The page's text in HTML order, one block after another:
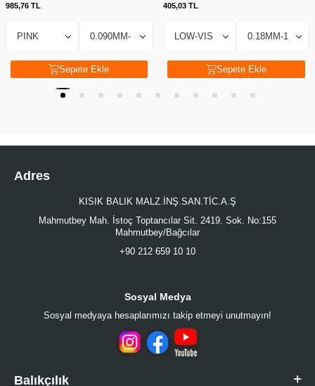
985,76 TL
Sepete Ekle
405,03TL
Sepete Ekle
Adres
KISIK BALIK MALZ.İNŞ.SAN.TİC.A.Ş
Mahmutbey Mah. İstoç Toptancılar Sit. 2419. Sok. No:155
Mahmutbey/Bağcılar
+90 212 659 10 10
Sosyal Medya
Sosyal medyaya hesaplarımızı takip etmeyi unutmayın!
Balıkçılık